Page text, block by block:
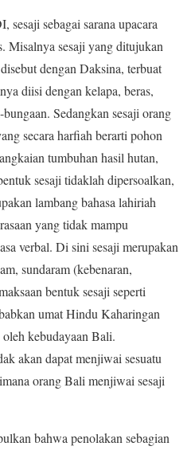
sesaji sebagai sarana upacara
Misalnya sesaji yang ditujukan
dengan Daksina, terbuat
diisi dengan kelapa, beras,
Sedangkan sesaji orang
secara harfiah berarti pohon
tumbuhan hasil hutan,
sesaji tidaklah dipersoalkan,
lambang bahasa lahiriah
yang tidak mampu
verbal. Di sini sesaji merupakan
sundaram (kebenaran,
bentuk sesaji seperti
umat Hindu Kaharingan
kebudayaan Bali.
akan dapat menjiwai sesuatu
orang Bali menjiwai sesaji
bahwa penolakan sebagian